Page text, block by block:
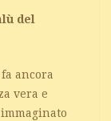
del
ancora
vera e